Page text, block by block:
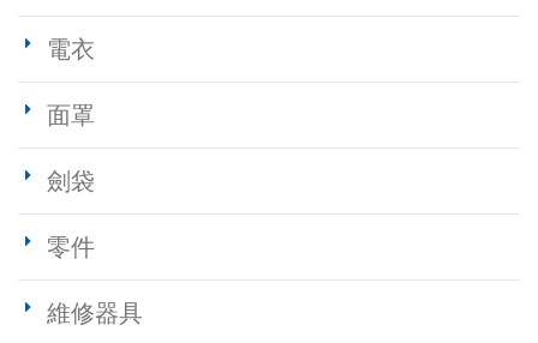
電衣
面罩
劍袋
零件
維修器具